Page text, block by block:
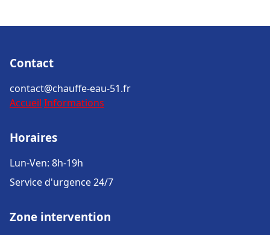
Contact
contact@chauffe-eau-51.fr
Accueil Informations
Horaires
Lun-Ven: 8h-19h
Service d'urgence 24/7
Zone intervention